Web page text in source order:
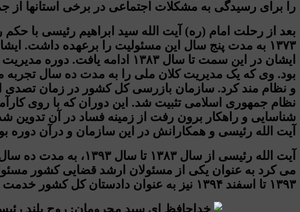
را برای رسیدگی به مشکلات اجتماعی در برخی استانها از
ایشان در این سمت تا سال ۱۳۸۳
بود. وی که یک مدیریت کلان ملی را به مدت ده سال تجربه
و نظام مند کرد. سازمان بازرسی کل کشور در زمان تصدی
نظام جمهوری اسلامی تثبیت شد. این دوران که با روی
شناسایی و راهکار برون رفت از زمینه فساد در آن
آیت الله رئیسی و همکارانش در این سازمان و درآن دوره
آیت الله رئیسی از
می کرد به عنوان یکی از مسئولان ارشد قضایی کشور
۱۳۹۳ تا اسفند ۱۳۹۴ نیز به عنوان دادستان کل کشور خدمت نمود.